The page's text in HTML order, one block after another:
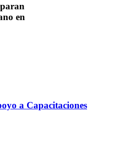
en
a Capacitaciones